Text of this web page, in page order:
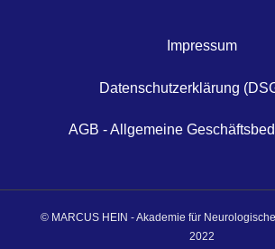
Impressum
Datenschutzerklärung
AGB - Allgemeine
© MARCUS HEIN - Akademie für Neurologische
2022